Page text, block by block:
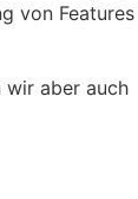
von Features
wir aber auch